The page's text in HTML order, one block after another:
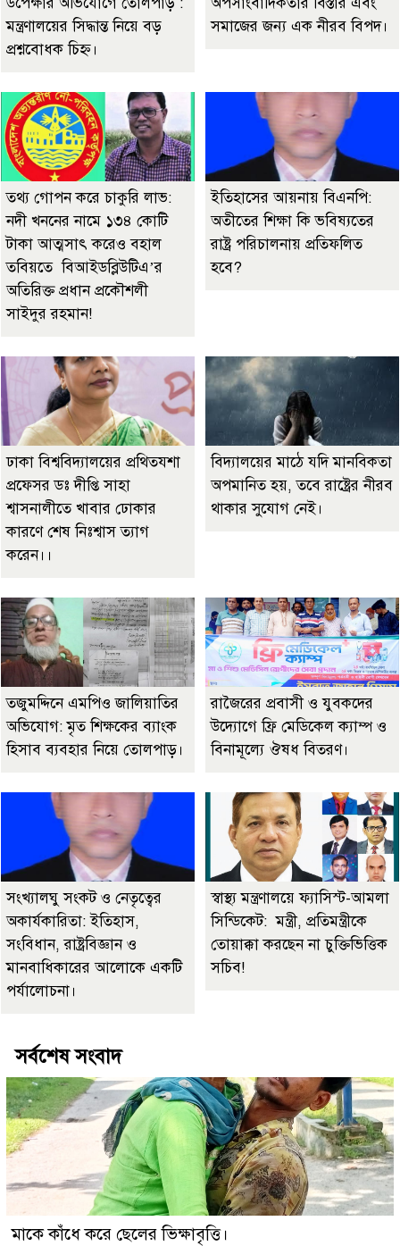
মন্ত্রণালয়ের সিদ্ধান্ত নিয়ে বড়
প্রশ্নবোধক চিহ্ন।
সমাজের জন্য এক নীরব বিপদ।
তথ্য গোপন করে চাকুরি লাভ:
নদী খননের নামে ১৩৪ কোটি
টাকা আত্মসাৎ করেও বহাল
তবিয়তে বিআইডব্লিউটিএ’র
অতিরিক্ত প্রধান প্রকৌশলী
সাইদুর রহমান!
ইতিহাসের আয়নায় বিএনপি:
অতীতের শিক্ষা কি ভবিষ্যতের
রাষ্ট্র পরিচালনায় প্রতিফলিত
হবে?
ঢাকা বিশ্ববিদ্যালয়ের প্রথিতযশা
প্রফেসর ডঃ দীপ্তি সাহা
শ্বাসনালীতে খাবার ঢোকার
কারণে শেষ নিঃশ্বাস ত্যাগ
করেন।।
বিদ্যালয়ের মাঠে যদি মানবিকতা
অপমানিত হয়, তবে রাষ্ট্রের নীরব
থাকার সুযোগ নেই।
তজুমদ্দিনে এমপিও জালিয়াতির
অভিযোগ: মৃত শিক্ষকের ব্যাংক
হিসাব ব্যবহার নিয়ে তোলপাড়।
রাজৈরের‌ প্রবাসী ও যুবকদের
উদ্যোগে ফ্রি মেডিকেল ক্যাম্প ও
বিনামূল্যে ঔষধ বিতরণ।
সংখ্যালঘু সংকট ও নেতৃত্বের
অকার্যকারিতা: ইতিহাস,
সংবিধান, রাষ্ট্রবিজ্ঞান ও
মানবাধিকারের আলোকে একটি
পর্যালোচনা।
স্বাস্থ্য মন্ত্রণালয়ে ফ্যাসিস্ট-আমলা
সিন্ডিকেট: মন্ত্রী, প্রতিমন্ত্রীকে
তোয়াক্কা করছেন না চুক্তিভিত্তিক
সচিব!
সর্বশেষ সংবাদ
মাকে কাঁধে করে ছেলের ভিক্ষাবৃত্তি।